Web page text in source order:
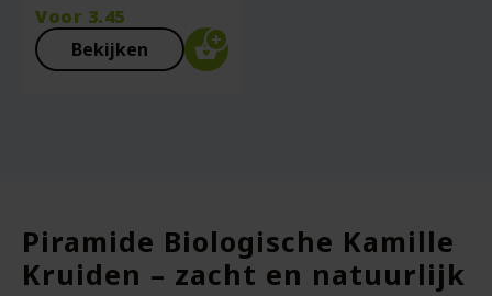
Voor 3.45
Bekijken
Piramide Biologische Kamille
Kruiden – zacht en natuurlijk